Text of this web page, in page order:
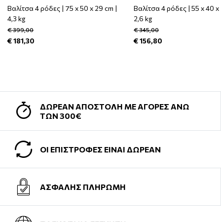
Βαλίτσα 4 ρόδες | 75 x 50 x 29 cm |
4,3 kg
€ 399,00
€ 181,30
Βαλίτσα 4 ρόδες | 55 x 40 x
2,6 kg
€ 345,00
€ 156,80
ΔΩΡΕΑΝ ΑΠΟΣΤΟΛΗ ΜΕ ΑΓΟΡΕΣ ΑΝΩ
ΤΩΝ 300€
ΟΙ ΕΠΙΣΤΡΟΦΕΣ ΕΙΝΑΙ ΔΩΡΕΑΝ
ΑΣΦΑΛΗΣ ΠΛΗΡΩΜΗ